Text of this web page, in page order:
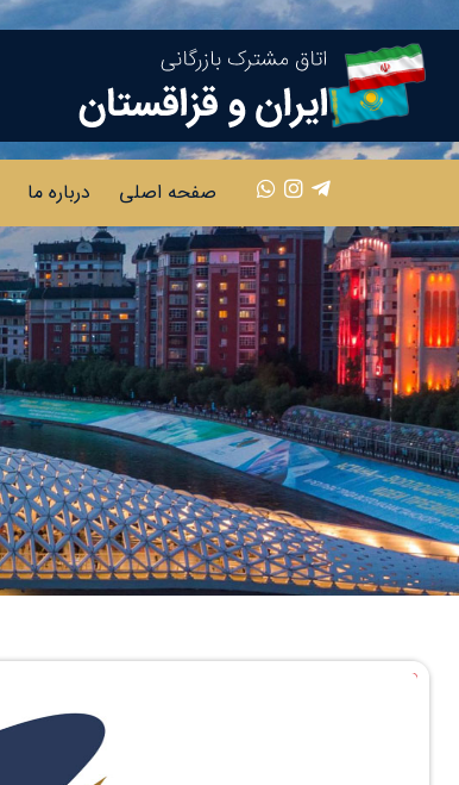
صفحه اصلی درباره ما